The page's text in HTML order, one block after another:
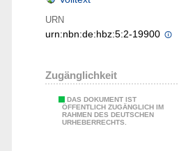
URN
urn:nbn:de:hbz:5:2-19900
Zugänglichkeit
DAS DOKUMENT IST
ÖFFENTLICH ZUGÄNGLICH IM
RAHMEN DES DEUTSCHEN
URHEBERRECHTS.